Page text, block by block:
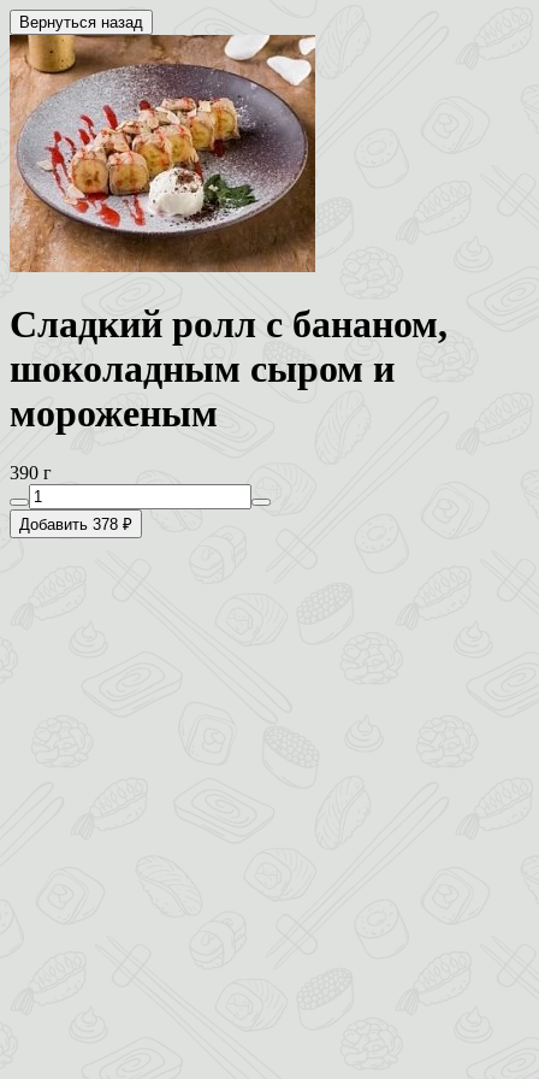
Вернуться назад
Сладкий ролл с бананом,
шоколадным сыром и
мороженым
390 г
Добавить 378 ₽